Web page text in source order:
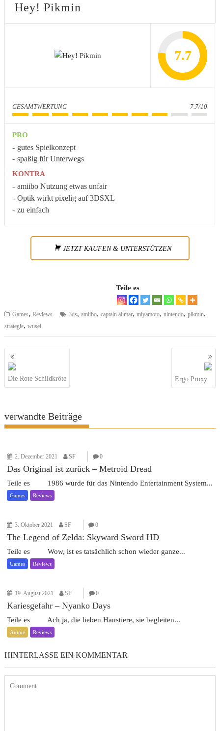
Hey! Pikmin
7.7
GESAMTWERTUNG 7.7/10
PRO
gutes Spielkonzept
spaßig für Unterwegs
KONTRA
amiibo Nutzung etwas unfair
Optik wirkt pixelig auf 3DSXL
zu einfach
JETZT KAUFEN & UNTERSTÜTZEN
Teile es
Games,Reviews 3ds,amiibo,captain alimar,miyamoto,nintendo,pikmin,
strategie,wusel
Beitragsnavigation
Die Rote Schildkröte Ergo Proxy
verwandte Beiträge
2. Dezember 2021 SF 0
Das Original ist zurück – Metroid Dread
Teile es 1986 wurde für das Nintendo Entertainment System...
Games Reviews
3. Oktober 2021 SF 0
The Legend of Zelda: Skyward Sword HD
Teile es Wow, ist es tatsächlich schon wieder ganze...
Games Reviews
19. August 2021 SF 0
Kariesgefahr – Nyanko Days
Teile es Ach ja, die lieben Haustiere, sie begleiten...
Anime Reviews
HINTERLASSE EIN KOMMENTAR